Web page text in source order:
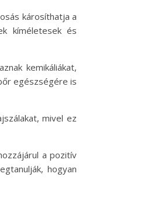
károsíthatja a
kíméletesek és
kemikáliákat,
egészségére is
mivel ez
a pozitív
hogyan